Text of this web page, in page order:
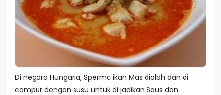
Di negara Hungaria, Sperma ikan Mas diolah dan di
campur dengan susu untuk di jadikan Saus dan